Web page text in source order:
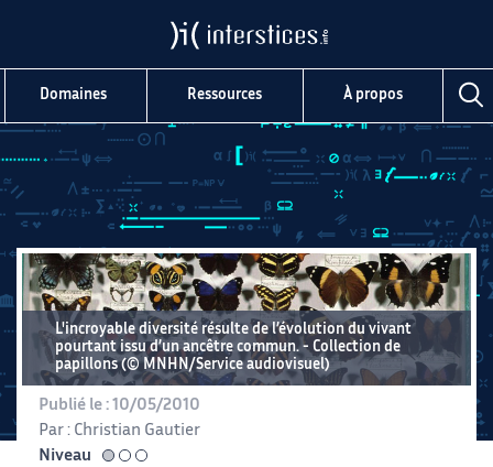
Domaines Ressources À propos
L'incroyable diversité résulte de l’évolution du vivant
pourtant issu d’un ancêtre commun.
Collection de
papillons (© MNHN/Service audiovisuel)
Publié le : 10/05/2010
Par : Christian Gautier
Niveau
facile